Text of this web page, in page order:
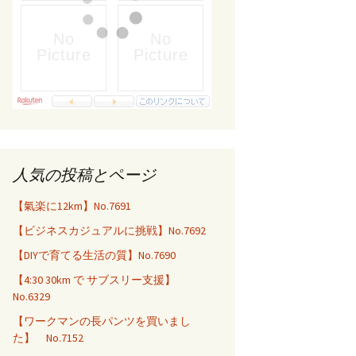
人気の投稿とページ
【氣楽に12km】No.7691
【ビジネスカジュアルに挑戦】No.7692
【DIYで育てる生活の質】No.7690
【4:30 30km で サブスリー支援】
No.6329
【ワークマンの長パンツを買いまし
た】 No.7152